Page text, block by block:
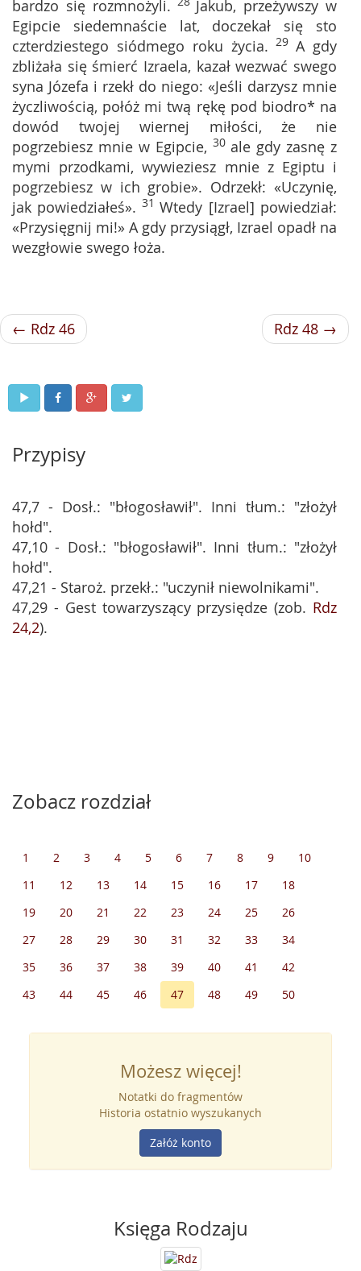
bardzo się rozmnożyli.
Jakub, przeżywszy w
Egipcie siedemnaście lat, doczekał się sto
czterdziestego siódmego roku życia. 29 A gdy
zbliżała się śmierć Izraela, kazał wezwać swego
syna Józefa i rzekł do niego: «Jeśli darzysz mnie
życzliwością, połóż mi twą rękę pod biodro* na
dowód twojej wiernej miłości, że nie
pogrzebiesz mnie w Egipcie, 30 ale gdy zasnę z
mymi przodkami, wywieziesz mnie z Egiptu i
pogrzebiesz w ich grobie». Odrzekł: «Uczynię,
jak powiedziałeś». 31Wtedy [Izrael] powiedział:
«Przysięgnij mi!» A gdy przysiągł, Izrael opadł na
wezgłowie swego łoża.
← Rdz 46 Rdz 48 →
Przypisy
47,7 - Dosł.: "błogosławił". Inni tłum.: "złożył
hołd".
47,10 - Dosł.: "błogosławił". Inni tłum.: "złożył
hołd".
47,21 - Staroż. przekł.: "uczynił niewolnikami".
47,29 - Gest towarzyszący przysiędze (zob. Rdz
24,2).
Zobacz rozdział
1 2 3 4 5 6 7 8 9
10
11
12 13 14 15 16 17
18
19
20 21 22 23 24 25
26
27
28 29 30 31 32 33
34
35
36 37 38 39 40 41
42
43
44 45 46 47 48 49 50
Możesz więcej!
Notatki do fragmentów
Historia ostatnio wyszukanych
Załóż konto
Księga Rodzaju